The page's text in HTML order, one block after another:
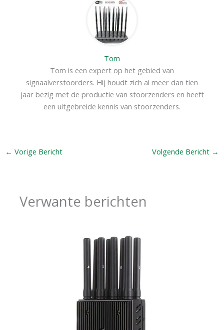
Tom
Tom is een expert op het gebied van
signaalverstoorders. Hij houdt zich al meer dan tien
jaar bezig met de productie van stoorzenders en heeft
een uitgebreide kennis van stoorzenders.
← Vorige Bericht Volgende Bericht →
Verwante berichten